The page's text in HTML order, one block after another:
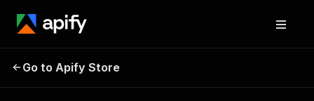
Cruz Verde Chile API -
Go to Apify Store